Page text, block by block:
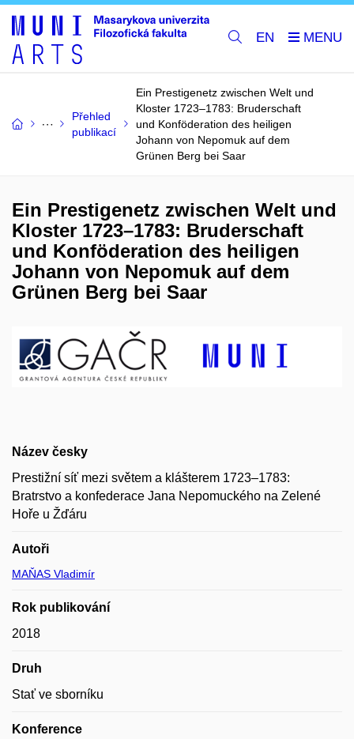
EN
Přehled
publikací
Ein Prestigenetz zwischen Welt und
Kloster 1723–1783: Bruderschaft
und Konföderation des heiligen
Johann von Nepomuk auf dem
Grünen Berg bei Saar
Ein Prestigenetz zwischen Welt und
Kloster 1723–1783: Bruderschaft
und Konföderation des heiligen
Johann von Nepomuk auf dem
Grünen Berg bei Saar
Název česky
Prestižní síť mezi světem a klášterem 1723–1783:
Bratrstvo a konfederace Jana Nepomuckého na Zelené
Hoře u Žďáru
Autoři
MAŇAS Vladimír
Rok publikování
2018
Druh
Stať ve sborníku
Konference